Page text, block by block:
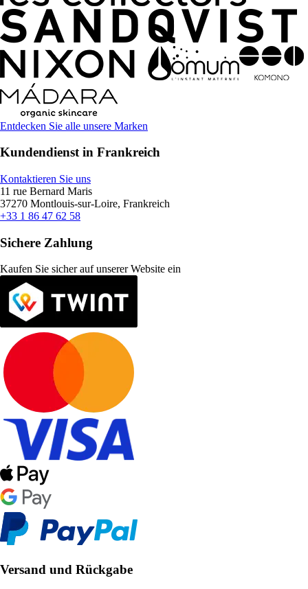
Entdecken Sie alle unsere Marken
Kundendienst in Frankreich
Kontaktieren Sie uns
11 rue Bernard Maris
37270 Montlouis-sur-Loire, Frankreich
+33 1 86 47 62 58
Sichere Zahlung
Kaufen Sie sicher auf unserer Website ein
Versand und Rückgabe